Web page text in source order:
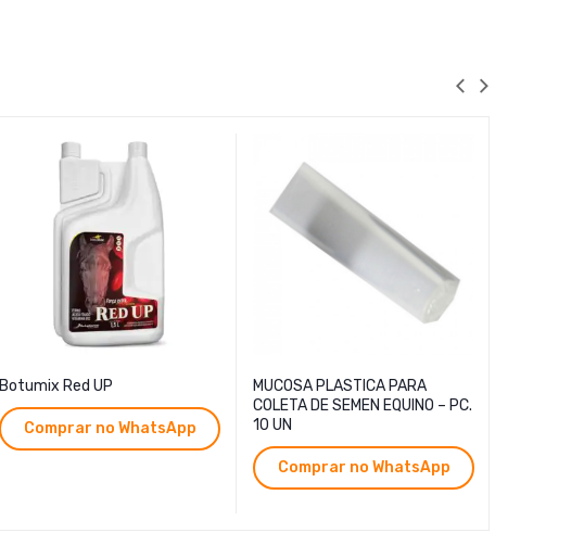
Botumix Red UP
Comprar no WhatsApp
MUCOSA PLASTICA PARA
COLETA DE SEMEN EQUINO – PC.
10 UN
Comprar no WhatsApp